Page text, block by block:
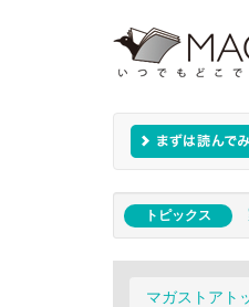
トピックス
マガストアト